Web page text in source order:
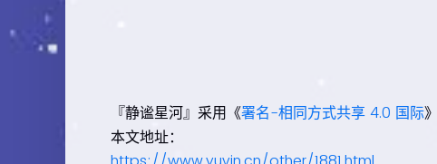
『静谧星河』采用《署名-相同方式共享 4.0 国际
本文地址：